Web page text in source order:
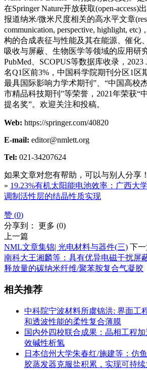
在Springer Nature开放获取(open-access)
报道纳米/微米尺度相关的高水平文章
communication, perspective, highlight,
构的合成表征与性能及其在能源、催化
吸收与屏蔽、生物医学等领域的应用研
PubMed、SCOPUS等数据库收录，2023
名Q1区前3%，中国科学院期刊分区1区
最具国际影响力学术期刊”、“中国高校
市精品科技期刊”等荣誉，2021年荣获“
提名奖”。欢迎关注和投稿。
Web: https://springer.com/40820
E-mail: editor@nmlett.org
Tel: 021-34207624
如果文章对您有帮助，可以与别人分享
» 19.23%有机太阳能电池效率：广西大
调制活性层的结晶性质实现
赞 (0)
分享到： 更多 (0)
上一篇
NML文章集锦| 光电材料与器件(三) 下
南科大王湘麟等：具有优异电磁干扰屏
释放量的碳纳米纤维/聚苯胺复合气凝胶
相关推荐
中科院宁波材料所虞锦洪: 界面工
和透波性能的柔性复合薄膜
国内外四校联合成果：晶相工程
效碱性析氢
日本信州大学朱春红/施建等：仿
胶蒸发器克服盐积累，实现可持